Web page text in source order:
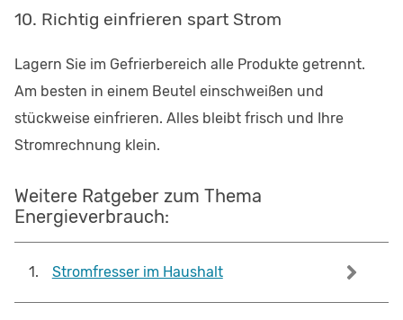
10. Richtig einfrieren spart Strom
Lagern Sie im Gefrierbereich alle Produkte getrennt.
Am besten in einem Beutel einschweißen und
stückweise einfrieren. Alles bleibt frisch und Ihre
Stromrechnung klein.
Weitere Ratgeber zum Thema
Energieverbrauch:
1. Stromfresser im Haushalt